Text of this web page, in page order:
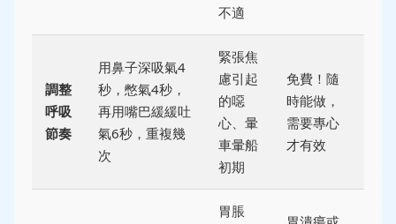
不適
調整
呼吸
節奏
用鼻子深吸氣4
秒，憋氣4秒，
再用嘴巴緩緩吐
氣6秒，重複幾
次
緊張焦
慮引起
的噁
心、暈
車暈船
初期
免費！隨
時能做，
需要專心
才有效
胃脹